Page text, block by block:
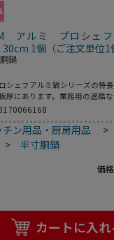
アルミ プロシェフ
30cm 1個（ご注文単位1
鍋
シェフアルミ鍋シリーズの特
厚にあります。業務用の過酷
、熱が均一にムラなく伝わる
けする、業務用のエントリー
に優れているので（ステンレス
っくり加熱されます。内部の温
に適しています。板厚が厚いほ
くなります。●重量：2．6kg●
チン用品・厨房用品
>半寸胴鍋
価格
カートに入れ